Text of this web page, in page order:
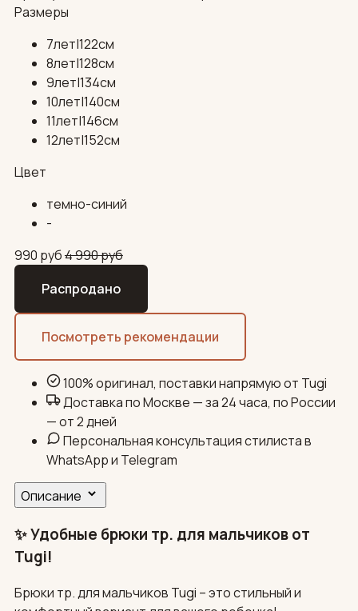
Размеры
7лет|122см
8лет|128см
9лет|134см
10лет|140см
11лет|146см
12лет|152см
Цвет
темно-синий
-
990 руб4 990руб
Распродано
Посмотреть рекомендации
100% оригинал, поставки напрямую от Tugi
Доставка по Москве — за 24 часа, по России
— от 2 дней
Персональная консультация стилиста в
WhatsApp и Telegram
Описание
✨ Удобные брюки тр. для мальчиков от
Tugi!
Брюки тр. для мальчиков Tugi – это стильный и